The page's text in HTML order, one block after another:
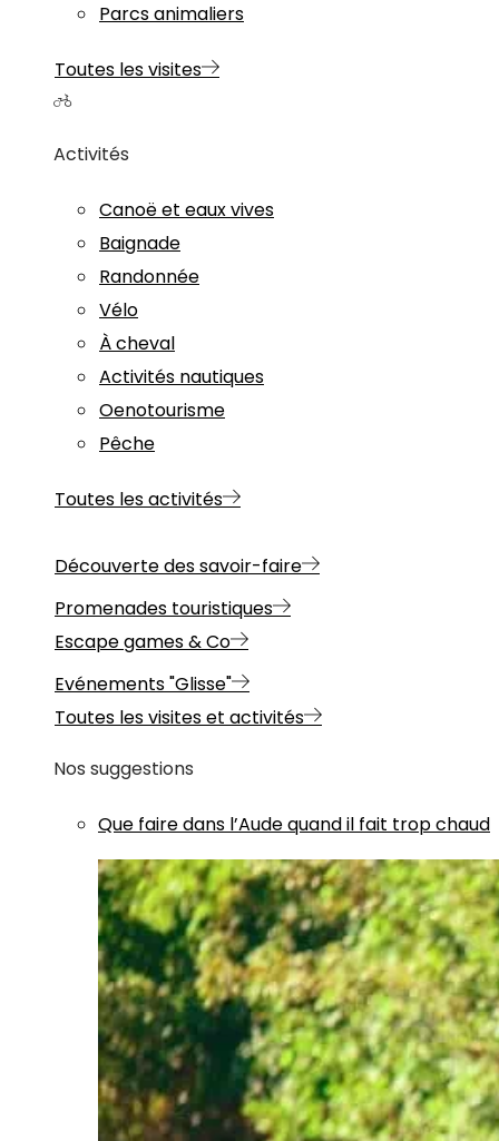
Parcs animaliers
Toutes les visites
Activités
Canoë et eaux vives
Baignade
Randonnée
Vélo
À cheval
Activités nautiques
Oenotourisme
Pêche
Toutes les activités
Découverte des savoir-faire
Promenades touristiques
Escape games & Co
Evénements "Glisse"
Toutes les visites et activités
Nos suggestions
Que faire dans l’Aude quand il fait trop chaud